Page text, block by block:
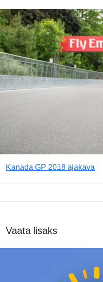
Kanada GP 2018 ajakava
Vaata lisaks